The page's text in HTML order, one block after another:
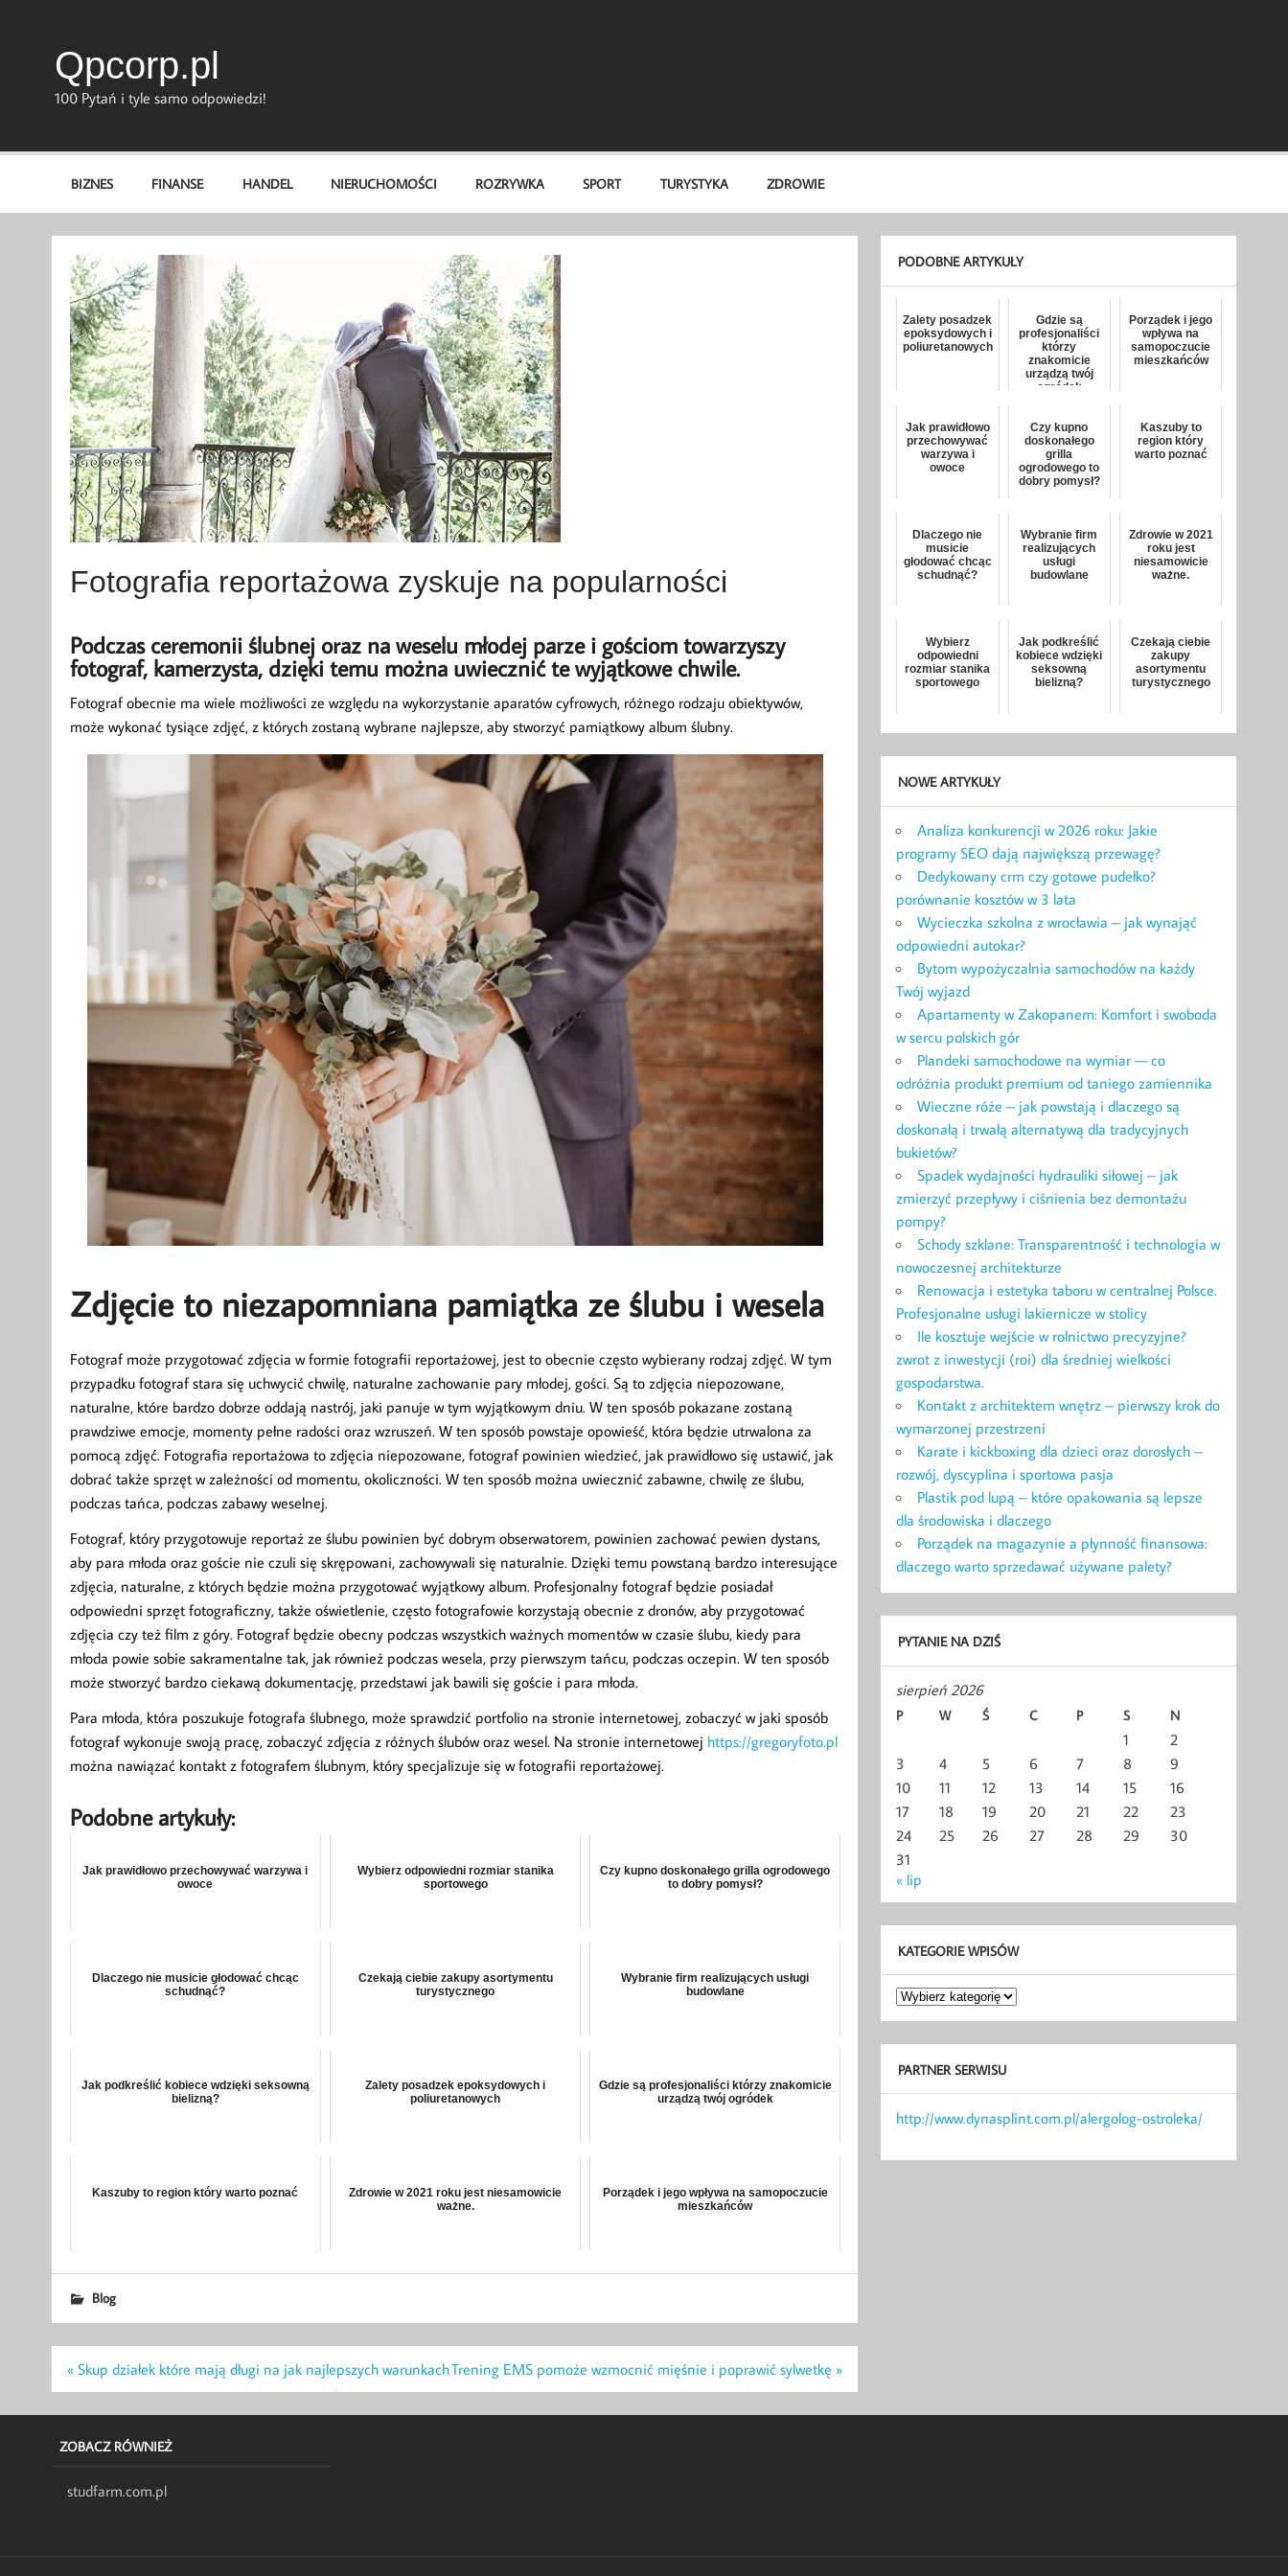
Qpcorp.pl
100 Pytań i tyle samo odpowiedzi!
BIZNES FINANSE HANDEL NIERUCHOMOŚCI ROZRYWKA SPORT TURYSTYKA ZDROWIE
Fotografia reportażowa zyskuje na popularności
Podczas ceremonii ślubnej oraz na weselu młodej parze i gościom towarzyszy
fotograf, kamerzysta, dzięki temu można uwiecznić te wyjątkowe chwile.
Fotograf obecnie ma wiele możliwości ze względu na wykorzystanie aparatów cyfrowych, różnego rodzaju obiektywów,
może wykonać tysiące zdjęć, z których zostaną wybrane najlepsze, aby stworzyć pamiątkowy album ślubny.
Zdjęcie to niezapomniana pamiątka ze ślubu i wesela
Fotograf może przygotować zdjęcia w formie fotografii reportażowej, jest to obecnie często wybierany rodzaj zdjęć. W tym
przypadku fotograf stara się uchwycić chwilę, naturalne zachowanie pary młodej, gości. Są to zdjęcia niepozowane,
naturalne, które bardzo dobrze oddają nastrój, jaki panuje w tym wyjątkowym dniu. W ten sposób pokazane zostaną
prawdziwe emocje, momenty pełne radości oraz wzruszeń. W ten sposób powstaje opowieść, która będzie utrwalona za
pomocą zdjęć. Fotografia reportażowa to zdjęcia niepozowane, fotograf powinien wiedzieć, jak prawidłowo się ustawić, jak
dobrać także sprzęt w zależności od momentu, okoliczności. W ten sposób można uwiecznić zabawne, chwilę ze ślubu,
podczas tańca, podczas zabawy weselnej.
Fotograf, który przygotowuje reportaż ze ślubu powinien być dobrym obserwatorem, powinien zachować pewien dystans,
aby para młoda oraz goście nie czuli się skrępowani, zachowywali się naturalnie. Dzięki temu powstaną bardzo interesujące
zdjęcia, naturalne, z których będzie można przygotować wyjątkowy album. Profesjonalny fotograf będzie posiadał
odpowiedni sprzęt fotograficzny, także oświetlenie, często fotografowie korzystają obecnie z dronów, aby przygotować
zdjęcia czy też film z góry. Fotograf będzie obecny podczas wszystkich ważnych momentów w czasie ślubu, kiedy para
młoda powie sobie sakramentalne tak, jak również podczas wesela, przy pierwszym tańcu, podczas oczepin. W ten sposób
może stworzyć bardzo ciekawą dokumentację, przedstawi jak bawili się goście i para młoda.
Para młoda, która poszukuje fotografa ślubnego, może sprawdzić portfolio na stronie internetowej, zobaczyć w jaki sposób
fotograf wykonuje swoją pracę, zobaczyć zdjęcia z różnych ślubów oraz wesel. Na stronie internetowej https://gregoryfoto.pl
można nawiązać kontakt z fotografem ślubnym, który specjalizuje się w fotografii reportażowej.
Podobne artykuły:
Jak prawidłowo przechowywać warzywa i
owoce
Wybierz odpowiedni rozmiar stanika
sportowego
Czy kupno doskonałego grilla ogrodowego
to dobry pomysł?
Dlaczego nie musicie głodować chcąc
schudnąć?
Czekają ciebie zakupy asortymentu
turystycznego
Wybranie firm realizujących usługi
budowlane
Jak podkreślić kobiece wdzięki seksowną
bielizną?
Zalety posadzek epoksydowych i
poliuretanowych
Gdzie są profesjonaliści którzy znakomicie
urządzą twój ogródek
Kaszuby to region który warto poznać
Zdrowie w 2021 roku jest niesamowicie
ważne.
Porządek i jego wpływa na samopoczucie
mieszkańców
Blog
Nawigacja
wpisu
« Skup działek które mają długi na jak najlepszych warunkachTrening EMS pomoże wzmocnić mięśnie i poprawić sylwetkę »
PODOBNE ARTYKUŁY
Zalety posadzek
epoksydowych i
poliuretanowych
Gdzie są
profesjonaliści
którzy
znakomicie
urządzą twój
ogródek
Porządek i jego
wpływa na
samopoczucie
mieszkańców
Jak prawidłowo
przechowywać
warzywa i
owoce
Czy kupno
doskonałego
grilla
ogrodowego to
dobry pomysł?
Kaszuby to
region który
warto poznać
Dlaczego nie
musicie
głodować chcąc
schudnąć?
Wybranie firm
realizujących
usługi
budowlane
Zdrowie w 2021
roku jest
niesamowicie
ważne.
Wybierz
odpowiedni
rozmiar stanika
sportowego
Jak podkreślić
kobiece wdzięki
seksowną
bielizną?
Czekają ciebie
zakupy
asortymentu
turystycznego
NOWE ARTYKUŁY
Analiza konkurencji w 2026 roku: Jakie
programy SEO dają największą przewagę?
Dedykowany crm czy gotowe pudełko?
porównanie kosztów w 3 lata
Wycieczka szkolna z wrocławia – jak wynająć
odpowiedni autokar?
Bytom wypożyczalnia samochodów na każdy
Twój wyjazd
Apartamenty w Zakopanem: Komfort i swoboda
w sercu polskich gór
Plandeki samochodowe na wymiar — co
odróżnia produkt premium od taniego zamiennika
Wieczne róże – jak powstają i dlaczego są
doskonałą i trwałą alternatywą dla tradycyjnych
bukietów?
Spadek wydajności hydrauliki siłowej – jak
zmierzyć przepływy i ciśnienia bez demontażu
pompy?
Schody szklane: Transparentność i technologia w
nowoczesnej architekturze
Renowacja i estetyka taboru w centralnej Polsce.
Profesjonalne usługi lakiernicze w stolicy
Ile kosztuje wejście w rolnictwo precyzyjne?
zwrot z inwestycji (roi) dla średniej wielkości
gospodarstwa.
Kontakt z architektem wnętrz – pierwszy krok do
wymarzonej przestrzeni
Karate i kickboxing dla dzieci oraz dorosłych –
rozwój, dyscyplina i sportowa pasja
Plastik pod lupą – które opakowania są lepsze
dla środowiska i dlaczego
Porządek na magazynie a płynność finansowa:
dlaczego warto sprzedawać używane palety?
PYTANIE NA DZIŚ
sierpień 2026
P W Ś C P S N
1
2
3
4 5 6 7 8
9
10
11 12 13 14 15
16
17
18 19 20 21 22
23
24
25 26 27 28 29
30
31
« lip
KATEGORIE WPISÓW
Kategorie
wpisów
PARTNER SERWISU
http://www.dynasplint.com.pl/alergolog-ostroleka/
ZOBACZ RÓWNIEŻ
studfarm.com.pl